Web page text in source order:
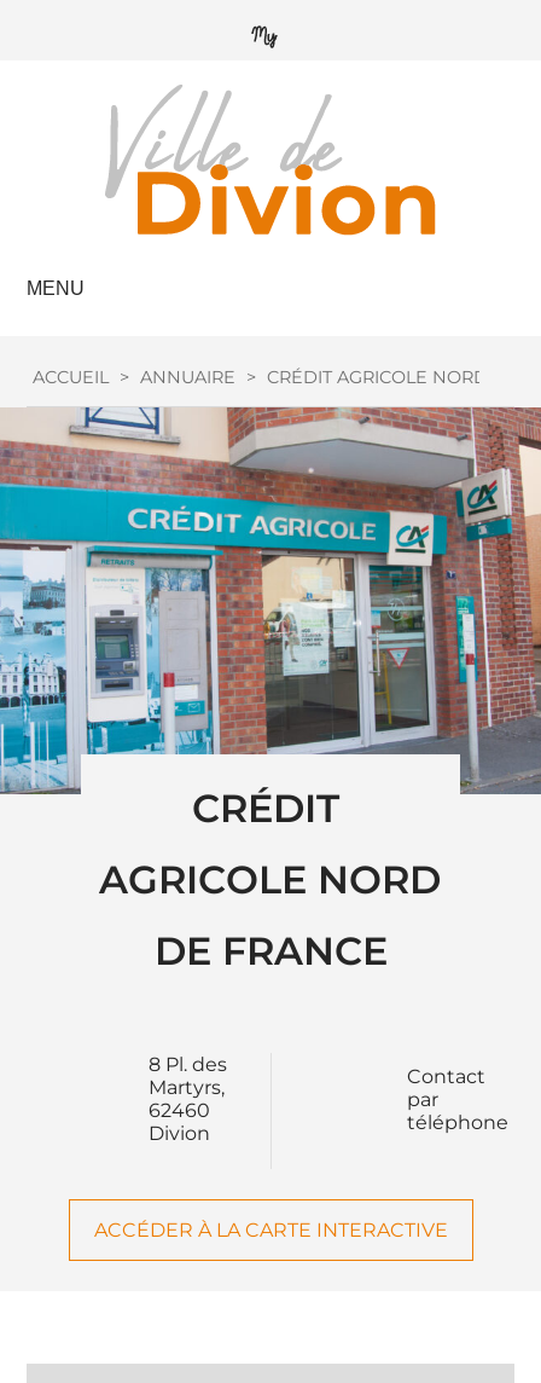
MENU
ACCUEIL > ANNUAIRE > CRÉDIT AGRICOLE NORD DE
CRÉDIT
AGRICOLE NORD
DE FRANCE
8 Pl. des
Martyrs,
62460
Divion
Contact
par
téléphone
ACCÉDER À LA CARTE INTERACTIVE